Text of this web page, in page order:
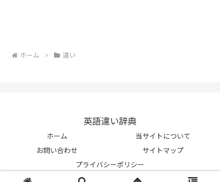
ホーム 違い
英語違い辞典
ホーム
当サイトについて
お問い合わせ
サイトマップ
プライバシーポリシー